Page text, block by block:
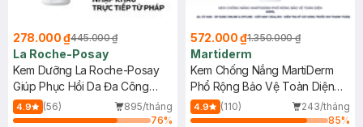
278.000 ₫445.000 ₫
La Roche-Posay
Kem Dưỡng La Roche-Posay
Giúp Phục Hồi Da Đa Công
Dụng 40ml
4.9 (56)
895/tháng
76%
572.000 ₫1.350.000 ₫
Martiderm
Kem Chống Nắng MartiDerm
Phổ Rộng Bảo Vệ Toàn Diện
40ml
4.9 (110)
243/tháng
85%